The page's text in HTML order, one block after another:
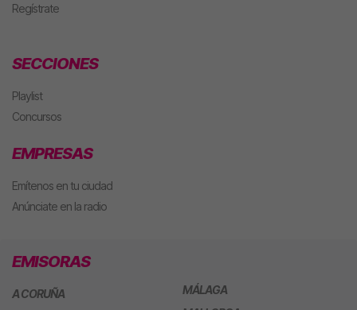
Regístrate
SECCIONES
Playlist
Concursos
EMPRESAS
Emítenos en tu ciudad
Anúnciate en la radio
EMISORAS
A CORUÑA
MÁLAGA